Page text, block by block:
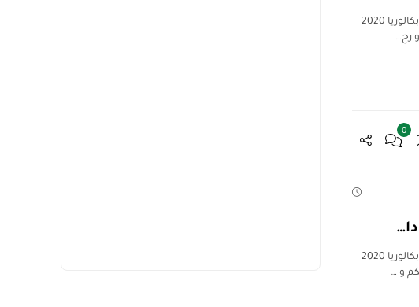
مدونة التربية و التعليم بكالوريا 2020 شعبة اداب و فلسفة مواضيع وحلول بكالوريا 2020
0
مدونة التربية و التعليم بكالوريا 2020 شعبة اداب و فلسفة مواضيع وحلول بكالوريا 2020